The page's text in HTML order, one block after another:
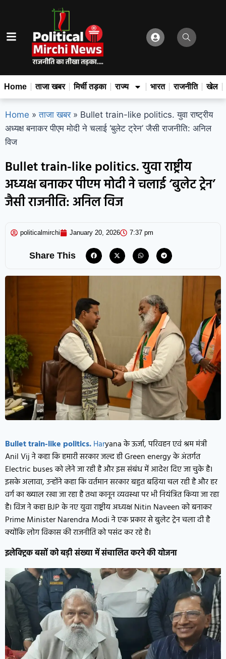
Home ताजा खबर मिर्ची तड़का राज्य भारत राजनीति खेल
Home » ताजा खबर » Bullet train-like politics. युवा राष्ट्रीय
अध्यक्ष बनाकर पीएम मोदी ने चलाई ‘बुलेट ट्रेन’ जैसी राजनीति: अनिल
विज
Bullet train-like politics. युवा राष्ट्रीय
अध्यक्ष बनाकर पीएम मोदी ने चलाई ‘बुलेट ट्रेन’
जैसी राजनीति: अनिल विज
politicalmirchi January 20, 2026 7:37 pm
Share This
Bullet train-like politics.Haryana के ऊर्जा, परिवहन एवं श्रम मंत्री
Anil Vij ने कहा कि हमारी सरकार जल्द ही Green energy के अंतर्गत
Electric buses को लेने जा रही है और इस संबंध में आदेश दिए जा चुके है।
इसके अलावा, उन्होंने कहा कि वर्तमान सरकार बहुत बढ़िया चल रही है और हर
वर्ग का ख्याल रखा जा रहा है तथा कानून व्यवस्था पर भी नियंत्रित किया जा रहा
है। विज ने कहा BJP के नए युवा राष्ट्रीय अध्यक्ष Nitin Naveen को बनाकर
Prime Minister Narendra Modi ने एक प्रकार से बुलेट ट्रेन चला दी है
क्योंकि लोग विकास की राजनीति को पसंद कर रहे है।
इलेक्ट्रिक बसों को बड़ी संख्या में संचालित करने की योजना